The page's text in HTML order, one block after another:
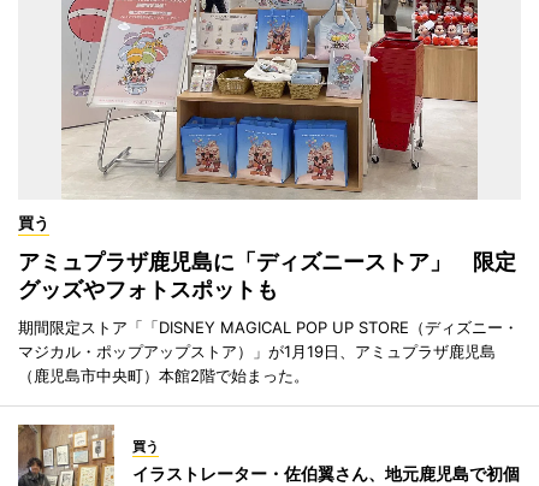
買う
アミュプラザ鹿児島に「ディズニーストア」 限定
グッズやフォトスポットも
期間限定ストア「「DISNEY MAGICAL POP UP STORE（ディズニー・
マジカル・ポップアップストア）」が1月19日、アミュプラザ鹿児島
（鹿児島市中央町）本館2階で始まった。
買う
イラストレーター・佐伯翼さん、地元鹿児島で初個